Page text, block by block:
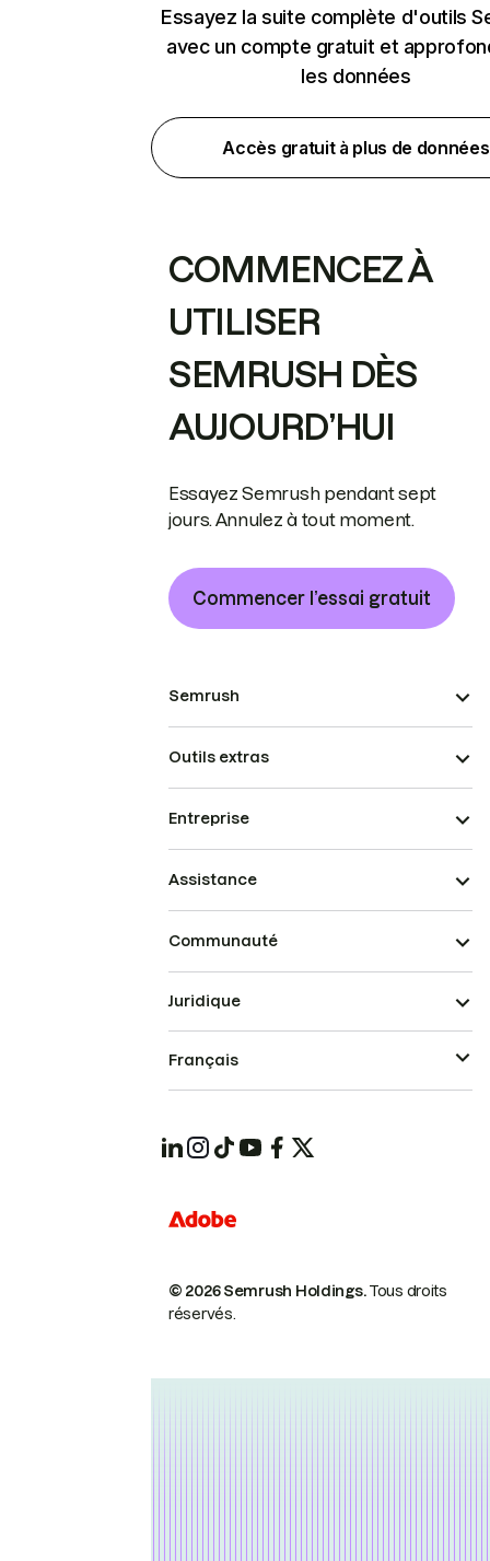
Essayez la suite complète d'outils
avec un compte gratuit et
les données
Accès gratuit à plus de données
COMMENCEZ À
UTILISER
SEMRUSH DÈS
AUJOURD’HUI
Essayez Semrush pendant sept
jours. Annulez à tout moment.
Commencer l’essai gratuit
Semrush
Outils extras
Entreprise
Assistance
Communauté
© 2026 Semrush Holdings.Tous droits
réservés.
Juridique
Français